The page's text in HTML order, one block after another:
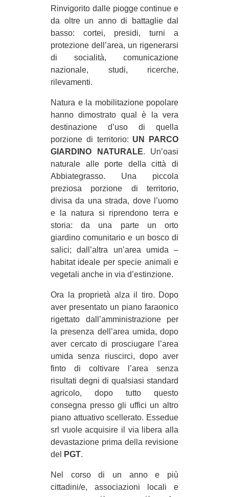
MEDIO ORIENTE
MONDO
EVENTI
in
tw
bsky
ms
SEARCH
Rinvigorito dalle piogge continue e
da oltre un anno di battaglie dal
basso: cortei, presidi, turni a
protezione dell’area, un rigenerarsi
di socialità, comunicazione
nazionale, studi, ricerche,
rilevamenti.
Natura e la mobilitazione popolare
hanno dimostrato qual è la vera
destinazione d’uso di quella
porzione di territorio: UN PARCO
GIARDINO NATURALE. Un’oasi
naturale alle porte della città di
Abbiategrasso. Una piccola
preziosa porzione di territorio,
divisa da una strada, dove l’uomo
e la natura si riprendono terra e
storia: da una parte un orto
giardino comunitario e un bosco di
salici; dall’altra un’area umida –
habitat ideale per specie animali e
vegetali anche in via d’estinzione.
Ora la proprietà alza il tiro. Dopo
aver presentato un piano faraonico
rigettato dall’amministrazione per
la presenza dell’area umida, dopo
aver cercato di prosciugare l’area
umida senza riuscirci, dopo aver
finto di coltivare l’area senza
risultati degni di qualsiasi standard
agricolo, dopo tutto questo
consegna presso gli uffici un altro
piano attuativo scellerato. Essedue
srl vuole acquisire il via libera alla
devastazione prima della revisione
del
PGT.
Nel corso di un anno e più
cittadini/e, associazioni locali e